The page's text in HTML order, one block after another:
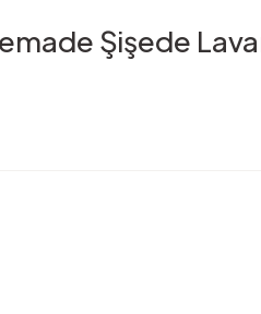
Şişede